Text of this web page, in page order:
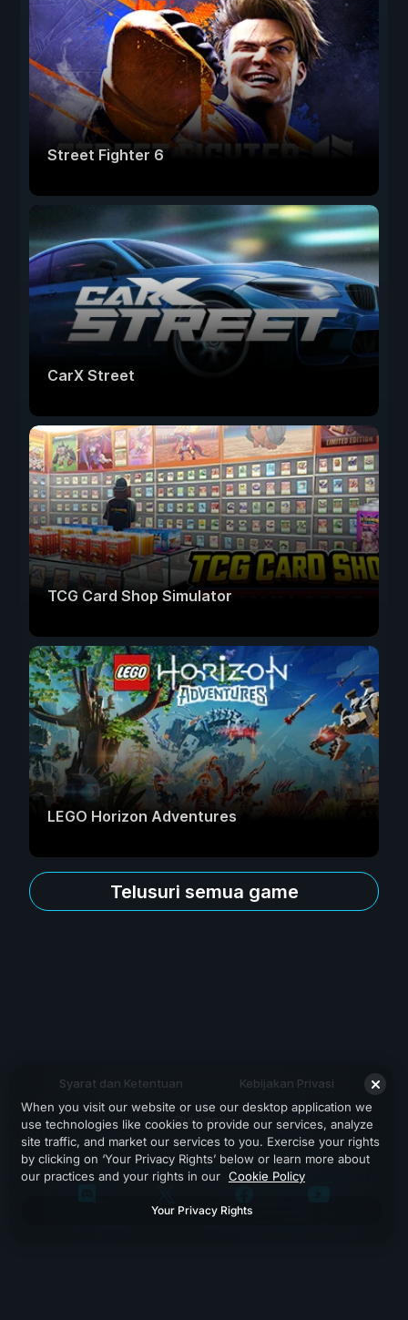
Street Fighter 6
CarX Street
TCG Card Shop Simulator
LEGO Horizon Adventures
Telusuri semua game
Syarat dan Ketentuan Kebijakan Privasi
Dukungan
When you visit our website or use our desktop application we
use technologies like cookies to provide our services, analyze
site traffic, and market our services to you. Exercise your rights
by clicking on ‘Your Privacy Rights’ below or learn more about
our practices and your rights in our Cookie Policy
Your Privacy Rights